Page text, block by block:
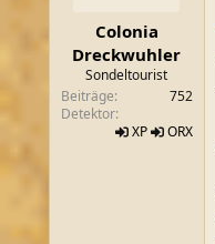
Colonia
Dreckwuhler
Sondeltourist
Beiträge
752
Detektor
XP
ORX